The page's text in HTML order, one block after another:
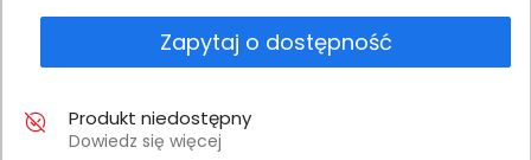
Zapytaj o dostępność
Produkt niedostępny
Dowiedz się więcej